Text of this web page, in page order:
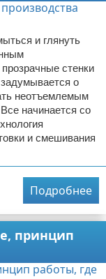
и глянуть
стенки
о
неотъемлемым
начинается со
и смешивания
Подробнее
принцип